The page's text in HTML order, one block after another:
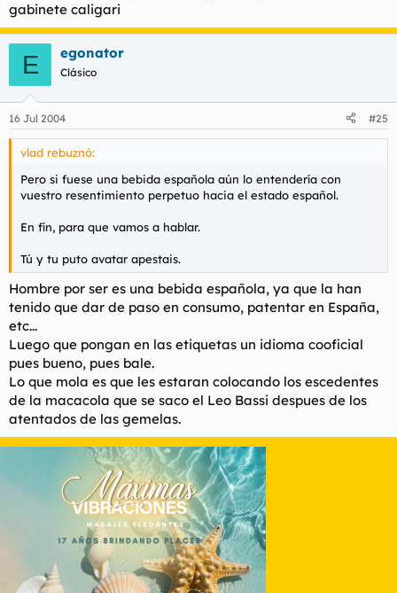
gabinete caligari
E egonator
Clásico
16 Jul 2004 #25
vlad rebuznó:
Pero si fuese una bebida española aún lo entendería con
vuestro resentimiento perpetuo hacia el estado español.
En fín, para que vamos a hablar.
Tú y tu puto avatar apestais.
Hombre por ser es una bebida española, ya que la han
tenido que dar de paso en consumo, patentar en España,
etc...
Luego que pongan en las etiquetas un idioma cooficial
pues bueno, pues bale.
Lo que mola es que les estaran colocando los escedentes
de la macacola que se saco el Leo Bassi despues de los
atentados de las gemelas.